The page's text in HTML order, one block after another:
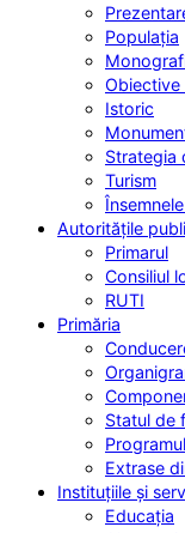
Populația
Obiective
Istoric
Strategia
Turism
Autoritățile
Primarul
Consiliul
RUTI
Primăria
Statul de
Extrase
Instituțiile și
Educația